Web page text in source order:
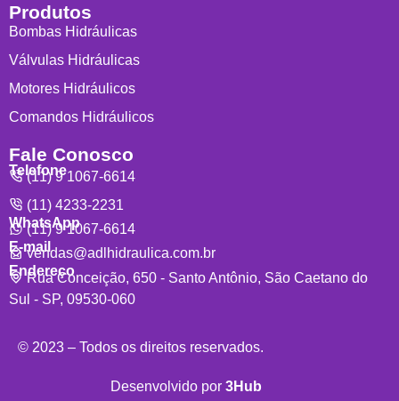
Produtos
Bombas Hidráulicas
Válvulas Hidráulicas
Motores Hidráulicos
Comandos Hidráulicos
Fale Conosco
Telefone
(11) 9 1067-6614
(11) 4233-2231
WhatsApp
(11) 9 1067-6614
E-mail
vendas@adlhidraulica.com.br
Endereço
Rua Conceição, 650 - Santo Antônio, São Caetano do
Sul - SP, 09530-060
© 2023 – Todos os direitos reservados.
Desenvolvido por 3Hub